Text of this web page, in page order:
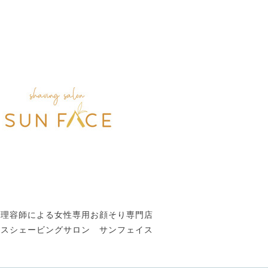
容師による女性専用お顔そり専門店
シェービングサロン サンフェイス